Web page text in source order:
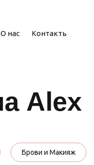
О нас Контакты
Alex
Брови и Макияж